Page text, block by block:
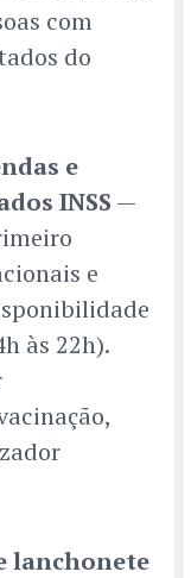
com
do
e
INSS —
e
às 22h).
lanchonete